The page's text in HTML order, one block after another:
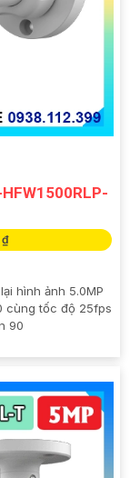
hình ảnh 5.0MP
cùng tốc độ 25fps
90